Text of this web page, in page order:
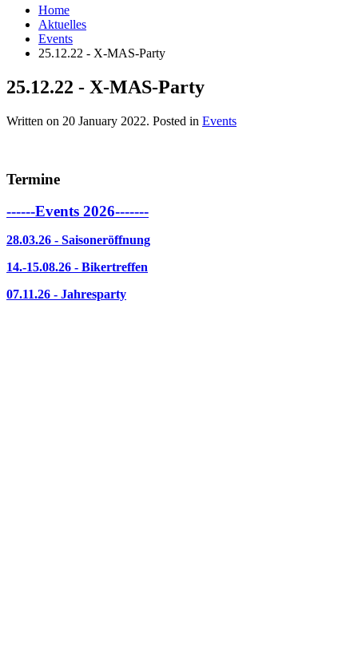
Home
Aktuelles
Events
25.12.22 - X-MAS-Party
25.12.22 - X-MAS-Party
Written on 20 January 2022. Posted in Events
Termine
------Events 2026-------
28.03.26 - Saisoneröffnung
14.-15.08.26 - Bikertreffen
07.11.26 - Jahresparty